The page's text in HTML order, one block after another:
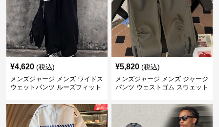
¥4,620 (税込)
メンズジャージ メンズ ワイドス
ウェットパンツ ルーズフィット
¥5,820 (税込)
メンズジャージ メンズ ジャージ
パンツ ウェストゴム スウェット